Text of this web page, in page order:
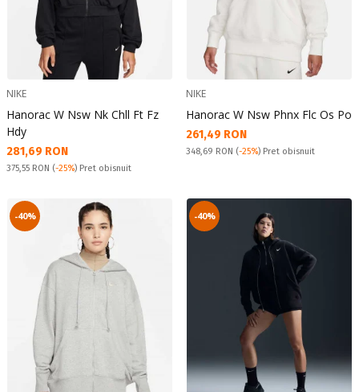
NIKE
Hanorac W Nsw Nk Chll Ft Fz
Hdy
Текуща цена:
281,69 RON
Pret obisnuit:
375,55 RON (-25%) Pret obisnuit
NIKE
Hanorac W Nsw Phnx Flc Os Po
Текуща цена:
261,49 RON
Pret obisnuit:
348,69 RON (-25%) Pret obisnuit
-40% -40%